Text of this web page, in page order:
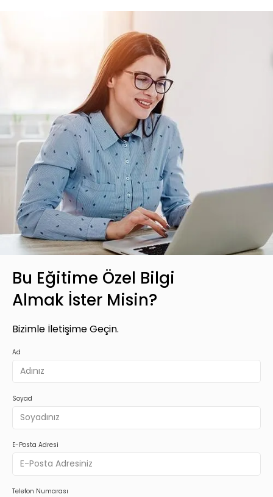
Bu Eğitime Özel Bilgi
Almak İster Misin?
Bizimle İletişime Geçin.
Ad
Soyad
E-Posta Adresi
Telefon Numarası
Basic Katalog içerisindeki eğitimlere ek
getirdiğimiz gelişim yolculukları; liderlik
eğitimleri ve yenilikçi öğrenme
yöntemleri ile hazırlanmış eğitimleri
Teklif Listeme Ekle